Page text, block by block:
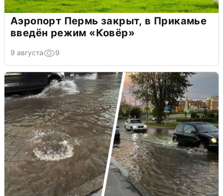
Аэропорт Пермь закрыт, в Прикамье
введён режим «Ковёр»
9 августа 9